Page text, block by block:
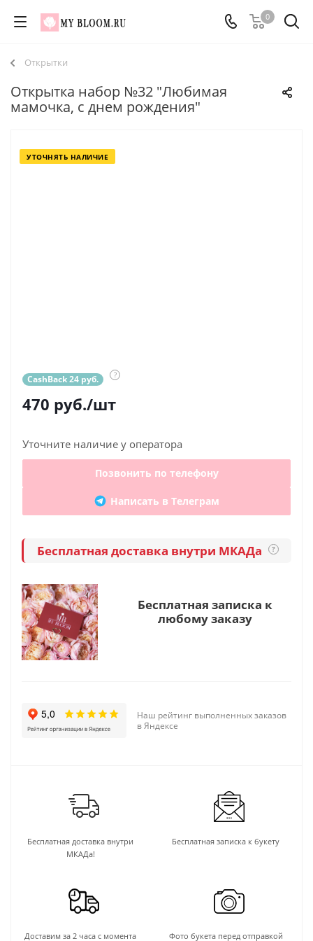
0
Открытки
Открытка набор №32 "Любимая
мамочка, с днем рождения"
УТОЧНЯТЬ НАЛИЧИЕ
CashBack 24 руб. ?
470 руб./шт
Уточните наличие у оператора
Позвонить по телефону
Написать в Телеграм
Бесплатная доставка внутри МКАДа ?
Бесплатная записка к
любому заказу
Наш рейтинг выполненных заказов
в Яндексе
Бесплатная доставка внутри
МКАДа!
Бесплатная записка к букету
Доставим за 2 часа с момента Фото букета перед отправкой